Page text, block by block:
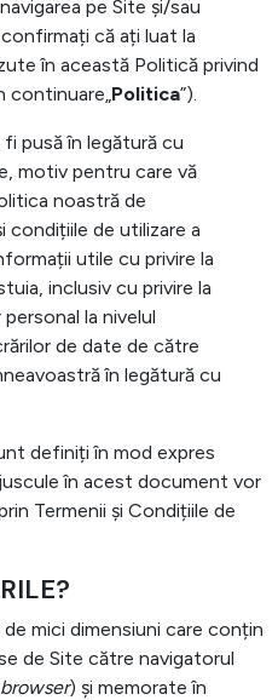
pe Site și/sau
că ați luat la
în această Politică privind
continuare„Politica”).
pusă în legătură cu
motiv pentru care vă
noastră de
condițiile de utilizare a
utile cu privire la
inclusiv cu privire la
la nivelul
de date de către
în legătură cu
definiți în mod expres
în acest document vor
Termenii și Condițiile de
mici dimensiuni care conțin
de Site către navigatorul
browser) și memorate în